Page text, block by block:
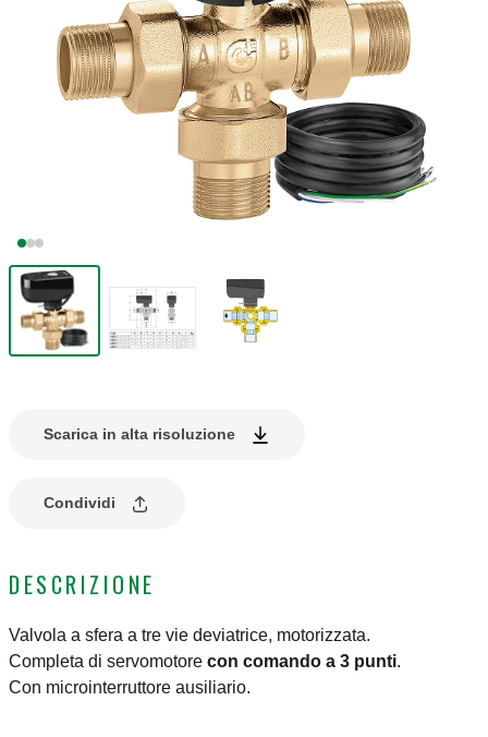
Scarica in alta risoluzione
Condividi
DESCRIZIONE
Valvola a sfera a tre vie deviatrice, motorizzata.
Completa di servomotore con comando a 3 punti.
Con microinterruttore ausiliario.